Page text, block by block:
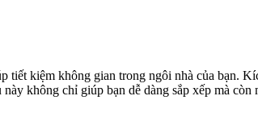
tiết kiệm không gian trong ngôi nhà của bạn.
không chỉ giúp bạn dễ dàng sắp xếp mà